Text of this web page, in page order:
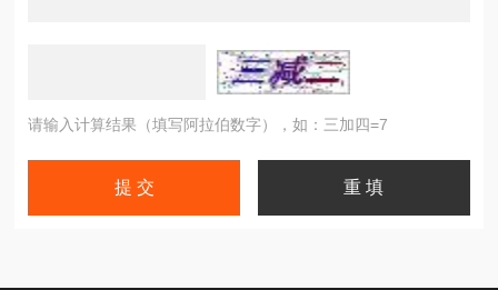
请输入计算结果（填写阿拉伯数字），如：三加四=7